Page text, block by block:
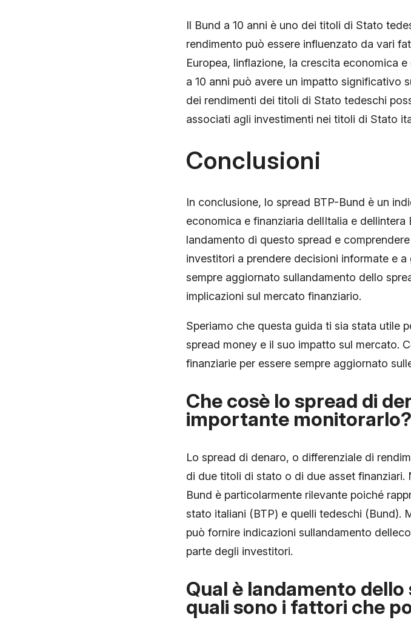
Il Bund a 10 anni è uno dei titoli di Stato
rendimento può essere influenzato da vari
Europea, linflazione, la crescita economica
a 10 anni può avere un impatto significativo
dei rendimenti dei titoli di Stato tedeschi
associati agli investimenti nei titoli di Stato
Conclusioni
In conclusione, lo spread BTP-Bund è un
economica e finanziaria dellItalia e
landamento di questo spread e
investitori a prendere decisioni informate e
sempre aggiornato sullandamento dello
implicazioni sul mercato finanziario.
Speriamo che questa guida ti sia stata utile
spread money e il suo impatto sul mercato.
finanziarie per essere sempre aggiornato
Che cosè lo spread di
importante monitorarlo?
Lo spread di denaro, o differenziale di
di due titoli di stato o di due asset
Bund è particolarmente rilevante poiché
stato italiani (BTP) e quelli tedeschi (Bund).
può fornire indicazioni sullandamento
parte degli investitori.
Qual è landamento
quali sono i fattori che